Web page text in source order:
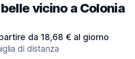
vicino a Colonia
da 18,68 € al giorno
di distanza